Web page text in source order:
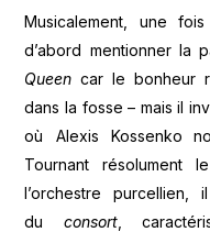
Musicalement, une
d’abord mentionner la
Queen car le bonheur
dans la fosse – mais il
où Alexis Kossenko
Tournant résolument
l’orchestre purcellien,
du consort,